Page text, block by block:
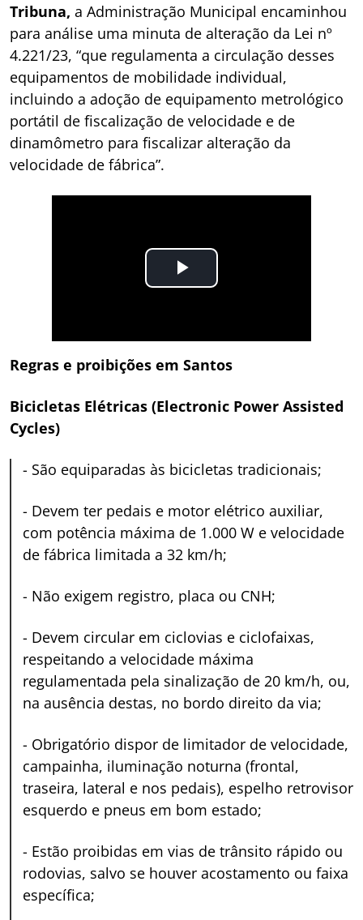
Tribuna, a Administração Municipal encaminhou
para análise uma minuta de alteração da Lei nº
4.221/23, “que regulamenta a circulação desses
equipamentos de mobilidade individual,
incluindo a adoção de equipamento metrológico
portátil de fiscalização de velocidade e de
dinamômetro para fiscalizar alteração da
velocidade de fábrica”.
Regras e proibições em Santos
Bicicletas Elétricas (Electronic Power Assisted
Cycles)
- São equiparadas às bicicletas tradicionais;
- Devem ter pedais e motor elétrico auxiliar,
com potência máxima de 1.000 W e velocidade
de fábrica limitada a 32 km/h;
- Não exigem registro, placa ou CNH;
- Devem circular em ciclovias e ciclofaixas,
respeitando a velocidade máxima
regulamentada pela sinalização de 20 km/h, ou,
na ausência destas, no bordo direito da via;
- Obrigatório dispor de limitador de velocidade,
campainha, iluminação noturna (frontal,
traseira, lateral e nos pedais), espelho retrovisor
esquerdo e pneus em bom estado;
- Estão proibidas em vias de trânsito rápido ou
rodovias, salvo se houver acostamento ou faixa
específica;